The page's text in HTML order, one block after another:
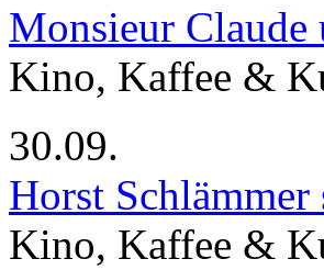
Monsieur Claude
Kino, Kaffee &
30.09.
Horst
Kino, Kaffee &